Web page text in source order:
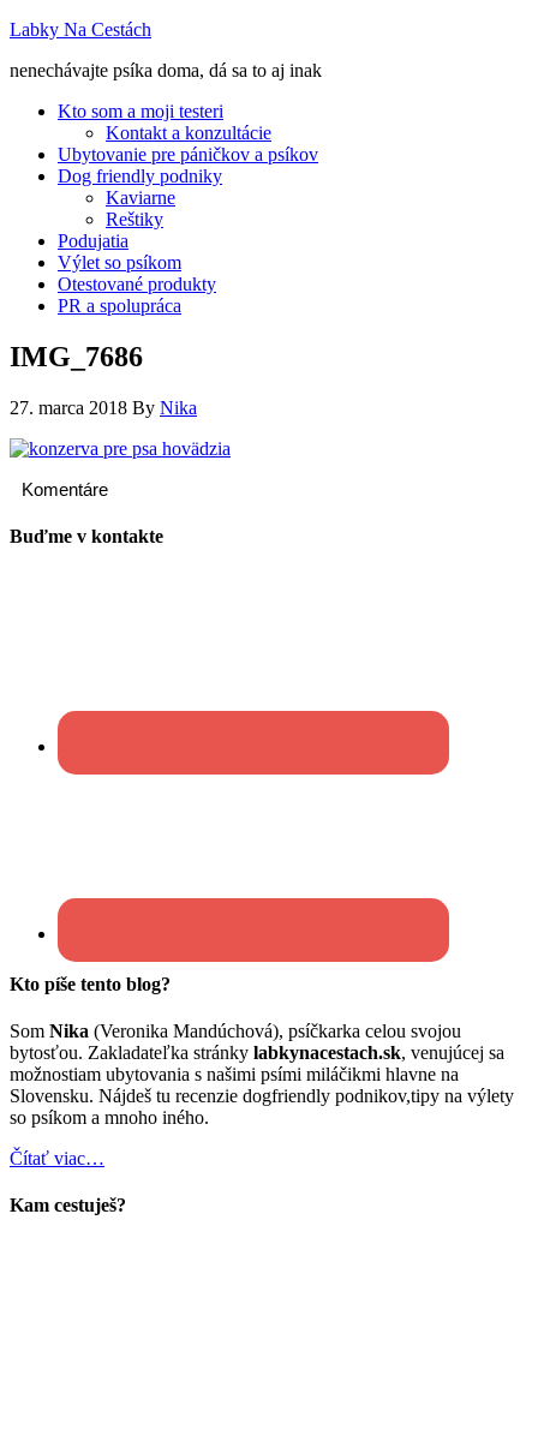
Labky Na Cestách
nenechávajte psíka doma, dá sa to aj inak
Kto som a moji testeri
Kontakt a konzultácie
Ubytovanie pre páničkov a psíkov
Dog friendly podniky
Kaviarne
Reštiky
Podujatia
Výlet so psíkom
Otestované produkty
PR a spolupráca
IMG_7686
27. marca 2018 By Nika
Komentáre
Buďme v kontakte
Kto píše tento blog?
Som Nika (Veronika Mandúchová), psíčkarka celou svojou
bytosťou. Zakladateľka stránky labkynacestach.sk, venujúcej sa
možnostiam ubytovania s našimi psími miláčikmi hlavne na
Slovensku. Nájdeš tu recenzie dogfriendly podnikov,tipy na výlety
so psíkom a mnoho iného.
Čítať viac…
Kam cestuješ?